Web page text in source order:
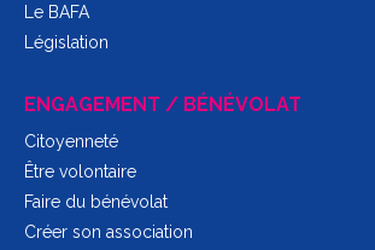
Le BAFA
Législation
ENGAGEMENT / BÉNÉVOLAT
Citoyenneté
Être volontaire
Faire du bénévolat
Créer son association